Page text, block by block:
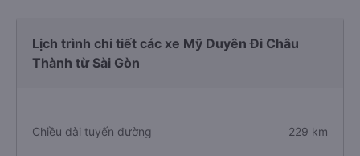
Lịch trình chi tiết các xe Mỹ Duyên Đi Châu
Thành từ Sài Gòn
Chiều dài tuyến đường 229 km